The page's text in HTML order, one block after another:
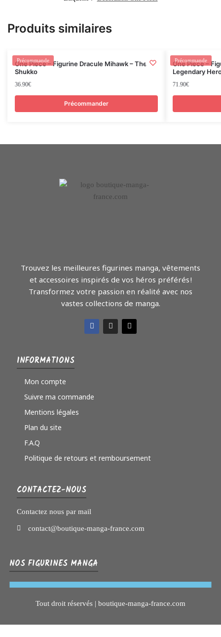
Produits similaires
Précommande
One Piece – Figurine Dracule Mihawk – The
Shukko
36.90€
Précommander
Précommande
One Piece –
Legendary
71.90€
Trouvez les meilleures figurines manga, vêtements
et accessoires inspirés de vos héros préférés !
Transformez votre passion en réalité avec nos
vastes collections de manga.
INFORMATIONS
Mon compte
Suivre ma commande
Mentions légales
Plan du site
F.A.Q
Politique de retours et remboursement
CONTACTEZ-NOUS
Contactez nous par mail
contact@boutique-manga-france.com
NOS FIGURINES MANGA
Tout droit réservés | boutique-manga-france.com